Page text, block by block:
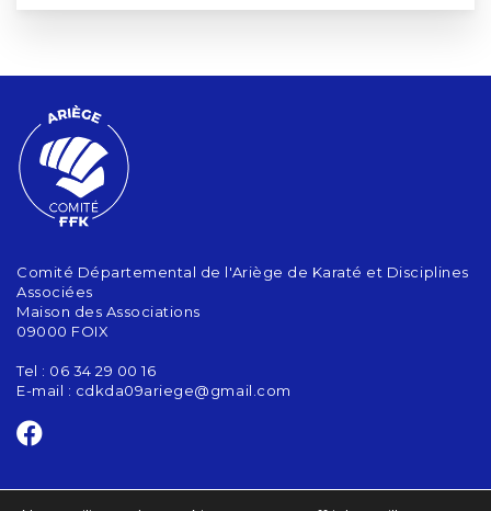
Comité Départemental de l'Ariège de Karaté et Disciplines
Associées
Maison des Associations
09000 FOIX
Tel : 06 34 29 00 16
E-mail : cdkda09ariege@gmail.com